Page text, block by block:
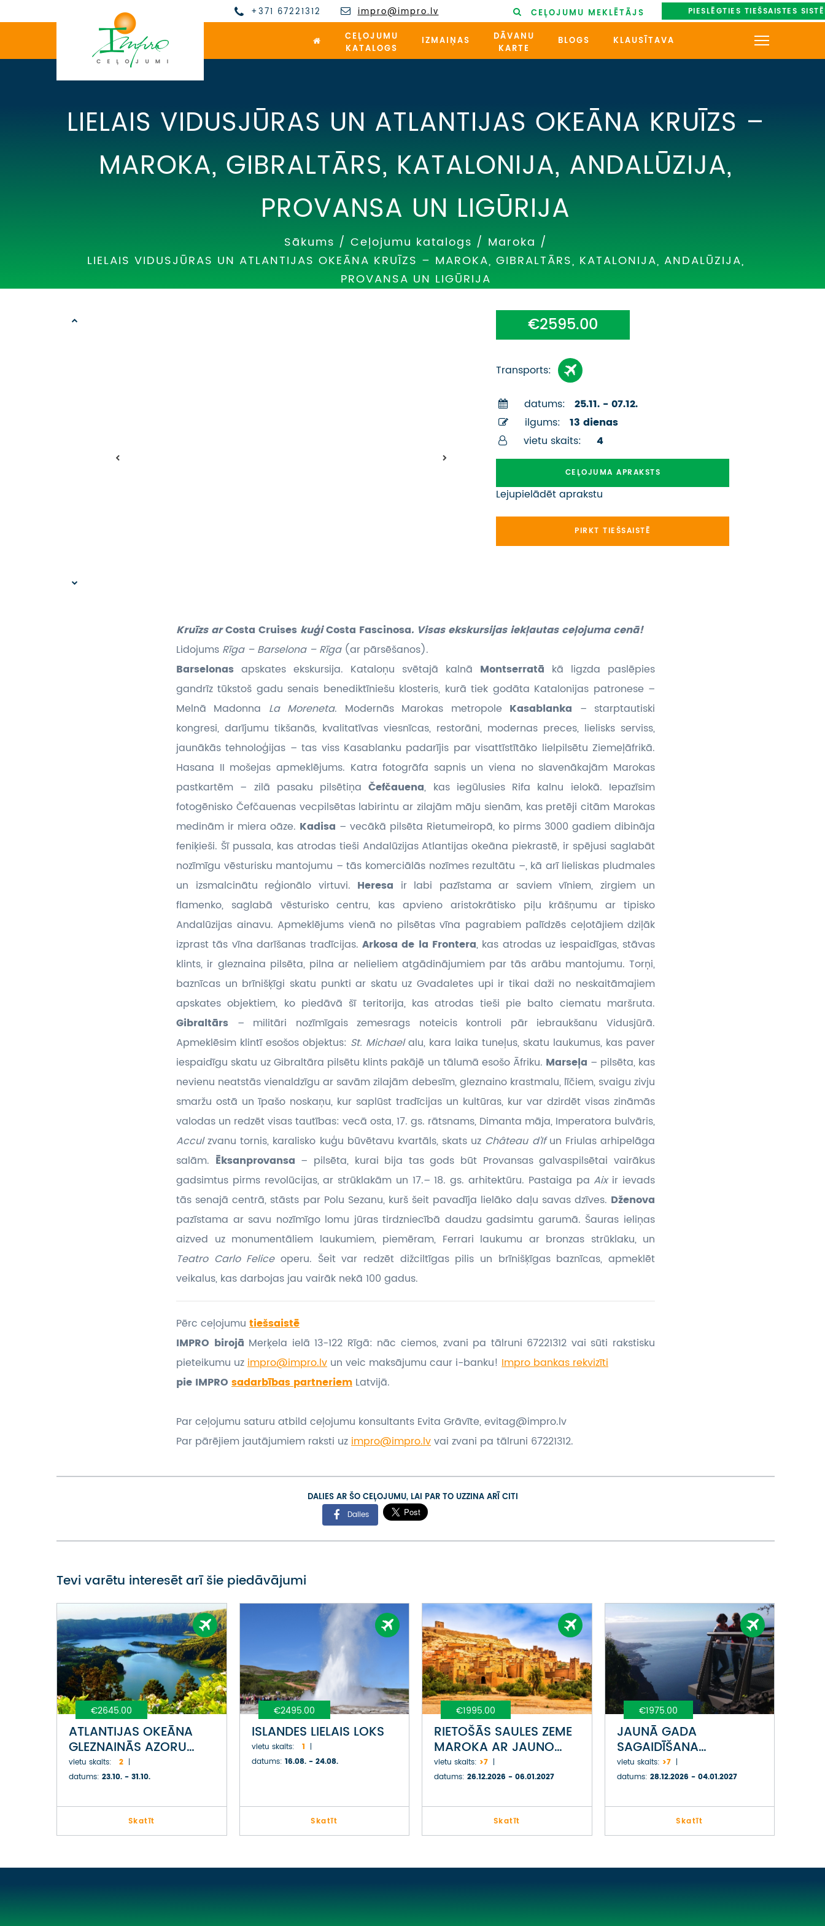
+371 67221312 impro@impro.lv CEĻOJUMU MEKLĒTĀJS PIESLĒGTIES TIEŠSAISTES
CEĻOJUMU
KATALOGS
IZMAIŅAS
DĀVANU
KARTE
BLOGS KLAUSĪTAVA
UZŅEMOŠAIS TŪRISMS
VĪZU ANKETAS
PIEMIŅAS ISTABA
LIELAIS VIDUSJŪRAS UN ATLANTIJAS OKEĀNA KRUĪZS –
MAROKA, GIBRALTĀRS, KATALONIJA, ANDALŪZIJA,
PROVANSA UN LIGŪRIJA
Sākums / Ceļojumu katalogs / Maroka /
LIELAIS VIDUSJŪRAS UN ATLANTIJAS OKEĀNA KRUĪZS – MAROKA, GIBRALTĀRS, KATALONIJA, ANDALŪZIJA,
PROVANSA UN LIGŪRIJA
€2595.00
Transports:
datums:
25.11. - 07.12.
ilgums:
13 dienas
vietu skaits:
4
CEĻOJUMA APRAKSTS
Lejupielādēt aprakstu
PIRKT TIEŠSAISTĒ
Kruīzs arCosta Cruises kuģiCosta Fascinosa. Visas ekskursijas iekļautas ceļojuma cenā!
Lidojums Rīga – Barselona – Rīga (ar pārsēšanos).
Barselonas apskates ekskursija. Kataloņu svētajā kalnā Montserratā kā ligzda paslēpies
gandrīz tūkstoš gadu senais benediktīniešu klosteris, kurā tiek godāta Katalonijas patronese –
Melnā Madonna La Moreneta. Modernās Marokas metropole Kasablanka – starptautiski
kongresi, darījumu tikšanās, kvalitatīvas viesnīcas, restorāni, modernas preces, lielisks serviss,
jaunākās tehnoloģijas – tas viss Kasablanku padarījis par visattīstītāko lielpilsētu Ziemeļāfrikā.
Hasana II mošejas apmeklējums. Katra fotogrāfa sapnis un viena no slavenākajām Marokas
pastkartēm – zilā pasaku pilsētiņaČefčauena, kas iegūlusies Rifa kalnu ielokā. Iepazīsim
fotogēnisko Čefčauenas vecpilsētas labirintu ar zilajām māju sienām, kas pretēji citām Marokas
medinām ir miera oāze. Kadisa – vecākā pilsēta Rietumeiropā, ko pirms 3000 gadiem dibināja
feniķieši. Šī pussala, kas atrodas tieši Andalūzijas Atlantijas okeāna piekrastē, ir spējusi saglabāt
nozīmīgu vēsturisku mantojumu – tās komerciālās nozīmes rezultātu –, kā arī lieliskas pludmales
un izsmalcinātu reģionālo virtuvi. Heresa ir labi pazīstama ar saviem vīniem, zirgiem un
flamenko, saglabā vēsturisko centru, kas apvieno aristokrātisko piļu krāšņumu ar tipisko
Andalūzijas ainavu. Apmeklējums vienā no pilsētas vīna pagrabiem palīdzēs ceļotājiem dziļāk
izprast tās vīna darīšanas tradīcijas. Arkosa de la Frontera, kas atrodas uz iespaidīgas, stāvas
klints, ir gleznaina pilsēta, pilna ar nelieliem atgādinājumiem par tās arābu mantojumu. Torņi,
baznīcas un brīnišķīgi skatu punkti ar skatu uz Gvadaletes upi ir tikai daži no neskaitāmajiem
apskates objektiem, ko piedāvā šī teritorija, kas atrodas tieši pie balto ciematu maršruta.
Gibraltārs – militāri nozīmīgais zemesrags noteicis kontroli pār iebraukšanu Vidusjūrā.
Apmeklēsim klintī esošos objektus: St. Michaelalu, kara laika tuneļus, skatu laukumus, kas paver
iespaidīgu skatu uz Gibraltāra pilsētu klints pakājē un tālumā esošo Āfriku. Marseļa – pilsēta, kas
nevienu neatstās vienaldzīgu ar savām zilajām debesīm, gleznaino krastmalu, līčiem, svaigu zivju
smaržu ostā un īpašo noskaņu, kur saplūst tradīcijas un kultūras, kur var dzirdēt visas zināmās
valodas un redzēt visas tautības: vecā osta, 17. gs. rātsnams, Dimanta māja, Imperatora bulvāris,
Acculzvanu tornis, karalisko kuģu būvētavu kvartāls, skats uz Château d’Ifun Friulas arhipelāga
salām. Ēksanprovansa – pilsēta, kurai bija tas gods būt Provansas galvaspilsētai vairākus
gadsimtus pirms revolūcijas, ar strūklakām un 17.– 18. gs. arhitektūru. Pastaiga pa Aix ir ievads
tās senajā centrā, stāsts par Polu Sezanu, kurš šeit pavadīja lielāko daļu savas dzīves. Dženova
pazīstama ar savu nozīmīgo lomu jūras tirdzniecībā daudzu gadsimtu garumā. Šauras ieliņas
aizved uz monumentāliem laukumiem, piemēram, Ferrari laukumu ar bronzas strūklaku, un
Teatro Carlo Felice operu. Šeit var redzēt dižciltīgas pilis un brīnišķīgas baznīcas, apmeklēt
veikalus, kas darbojas jau vairāk nekā 100 gadus.
Pērc ceļojumu tiešsaistē
IMPRO birojā Merķela ielā 13-122 Rīgā: nāc ciemos, zvani pa tālruni 67221312 vai sūti rakstisku
pieteikumu uzimpro@impro.lv un veic maksājumu caur i-banku! Impro bankas rekvizīti
pie IMPRO sadarbības partneriem Latvijā.
Par ceļojumu saturu atbild ceļojumu konsultants Evita Grāvīte, evitag@impro.lv
Par pārējiem jautājumiem raksti uzimpro@impro.lvvai zvani pa tālruni 67221312.
DALIES AR ŠO CEĻOJUMU, LAI PAR TO UZZINA ARĪ CITI
Dalies
Tevi varētu interesēt arī šie piedāvājumi
€2645.00
ATLANTIJAS OKEĀNA
GLEZNAINĀS AZORU
SALAS
vietu skaits:
2
datums: 23.10. - 31.10.
Skatīt
€2495.00
ISLANDES LIELAIS LOKS
vietu skaits:
1
datums: 16.08. - 24.08.
Skatīt
€1995.00
RIETOŠĀS SAULES ZEME
MAROKA AR JAUNO
GADU PIE ATLANTIJAS
OKEĀNA
vietu skaits: >7
datums: 26.12.2026 - 06.01.2027
Skatīt
€1975.00
JAUNĀ GADA
SAGAIDĪŠANA
ATLANTIJAS PĒRLĒ
MADEIRĀ
vietu skaits: >7
datums: 28.12.2026 - 04.01.2027
Skatīt